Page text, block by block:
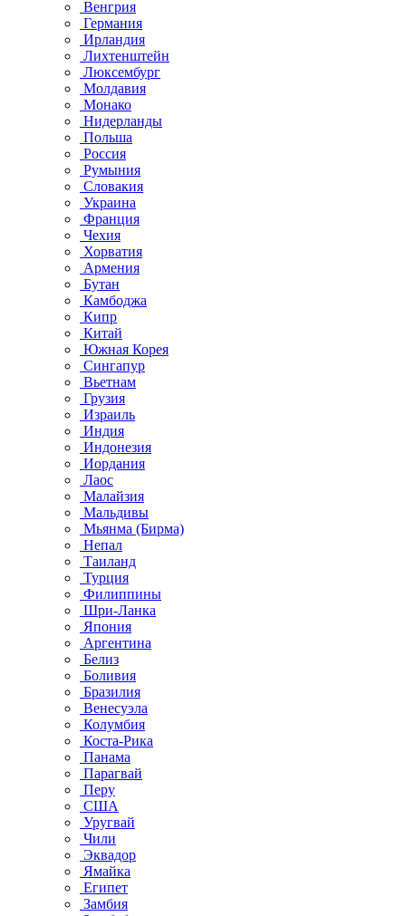
Венгрия
Германия
Ирландия
Лихтенштейн
Люксембург
Молдавия
Монако
Нидерланды
Польша
Россия
Румыния
Словакия
Украина
Франция
Чехия
Хорватия
Армения
Бутан
Камбоджа
Кипр
Китай
Южная Корея
Сингапур
Вьетнам
Грузия
Израиль
Индия
Индонезия
Иордания
Лаос
Малайзия
Мальдивы
Мьянма (Бирма)
Непал
Таиланд
Турция
Филиппины
Шри-Ланка
Япония
Аргентина
Белиз
Боливия
Бразилия
Венесуэла
Колумбия
Коста-Рика
Панама
Парагвай
Перу
США
Уругвай
Чили
Эквадор
Ямайка
Египет
Замбия